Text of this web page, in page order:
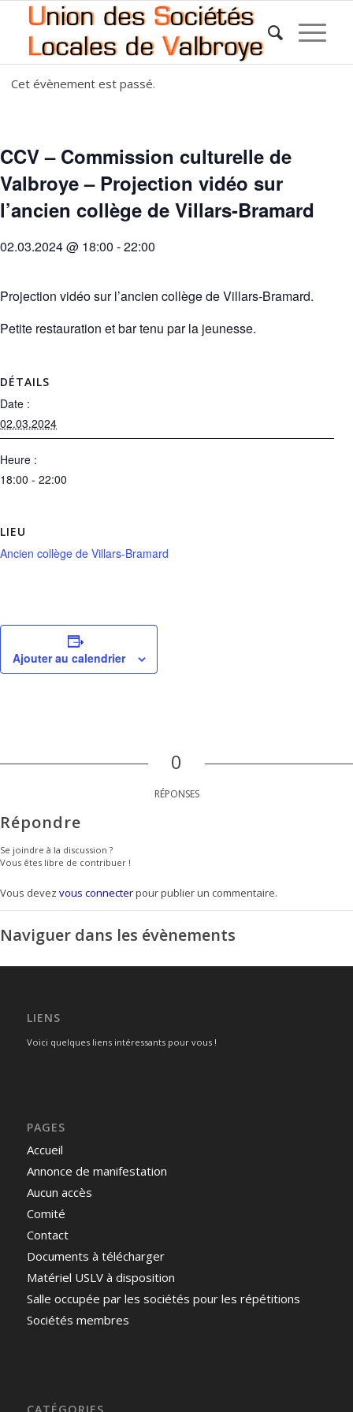
Cet évènement est passé.
CCV – Commission culturelle de
Valbroye – Projection vidéo sur
l’ancien collège de Villars-Bramard
02.03.2024 @ 18:00 -22:00
Projection vidéo sur l’ancien collège de Villars-Bramard.
Petite restauration et bar tenu par la jeunesse.
DÉTAILS
Date :
02.03.2024
Heure :
18:00 - 22:00
LIEU
Ancien collège de Villars-Bramard
Ajouter au calendrier
0
RÉPONSES
Répondre
Se joindre à la discussion ?
Vous êtes libre de contribuer !
Vous devez vous connecterpour publier un commentaire.
Naviguer dans les évènements
LIENS
Voici quelques liens intéressants pour vous !
PAGES
Accueil
Annonce de manifestation
Aucun accès
Comité
Contact
Documents à télécharger
Matériel USLV à disposition
Salle occupée par les sociétés pour les répétitions
Sociétés membres